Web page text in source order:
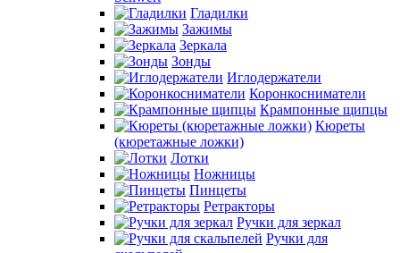
Гладилки
Зажимы
Зеркала
Зонды
Иглодержатели
Коронкосниматели
Крампонные щипцы
Кюреты
(кюретажные ложки)
Лотки
Ножницы
Пинцеты
Ретракторы
Ручки для зеркал
Ручки для